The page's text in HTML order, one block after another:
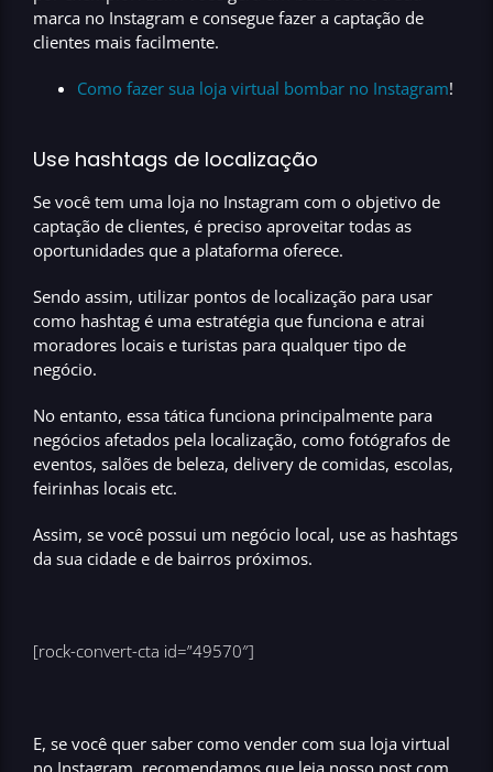
marca no Instagram e consegue fazer a captação de
clientes mais facilmente.
Como fazer sua loja virtual bombar no Instagram!
Use hashtags de localização
Se você tem uma loja no Instagram com o objetivo de
captação de clientes, é preciso aproveitar todas as
oportunidades que a plataforma oferece.
Sendo assim, utilizar pontos de localização para usar
como hashtag é uma estratégia que funciona e atrai
moradores locais e turistas para qualquer tipo de
negócio.
No entanto, essa tática funciona principalmente para
negócios afetados pela localização, como fotógrafos de
eventos, salões de beleza, delivery de comidas, escolas,
feirinhas locais etc.
Assim, se você possui um negócio local, use as hashtags
da sua cidade e de bairros próximos.
[rock-convert-cta id=”49570″]
E, se você quer saber como vender com sua loja virtual
no Instagram, recomendamos que leia nosso post com